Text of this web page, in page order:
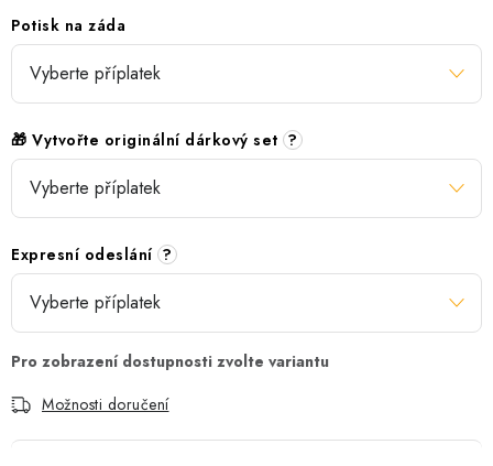
Potisk na záda
🎁 Vytvořte originální dárkový set ?
Expresní odeslání ?
Možnosti doručení